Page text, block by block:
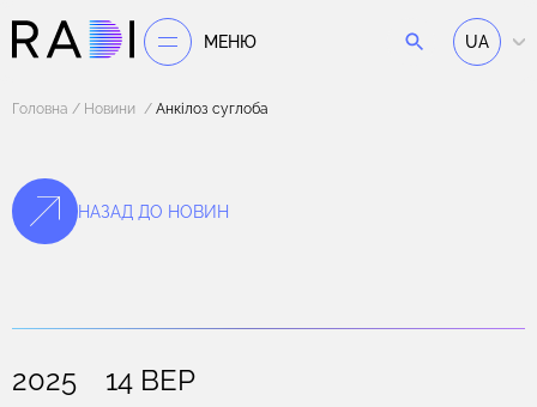
МЕНЮ UA
Головна Новини Анкілоз суглоба
НАЗАД ДО НОВИН
2025 14 ВЕР